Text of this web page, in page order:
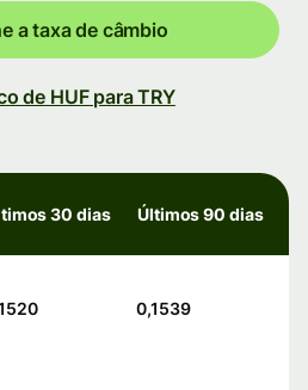
a taxa de câmbio
de HUF para TRY
30 dias Últimos 90 dias
0,1539